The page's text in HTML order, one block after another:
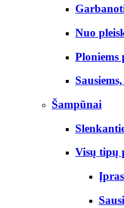
Nuo
Ploniems
Šampūnai
Visų tipų